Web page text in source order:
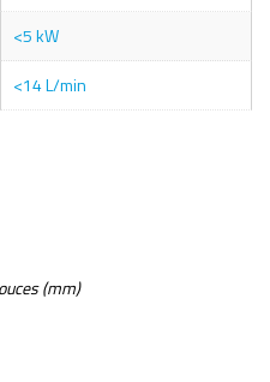
<5 kW
<14 L/min
(mm)